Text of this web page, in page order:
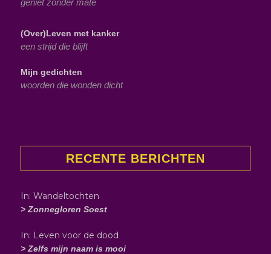
geniet zonder mate
(Over)Leven met kanker
een strijd die blijft
Mijn gedichten
woorden die wonden dicht
RECENTE BERICHTEN
In: Wandeltochten
> Zonnegloren Soest
In: Leven voor de dood
> Zelfs mijn naam is mooi